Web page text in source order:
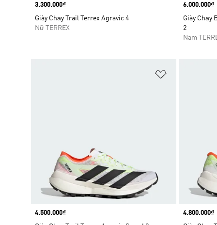
Price
3.300.000₫
Giày Chạy Trail Terrex Agravic 4
Nữ TERREX
Price
6.000.000₫
Giày Chạy
2
Nam
Price
4.500.000₫
Price
4.800.000₫